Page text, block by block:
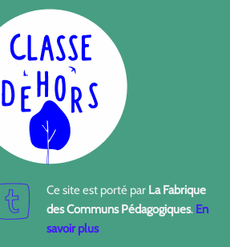
Ce site est porté par La Fabrique
des Communs Pédagogiques. En
savoir plus